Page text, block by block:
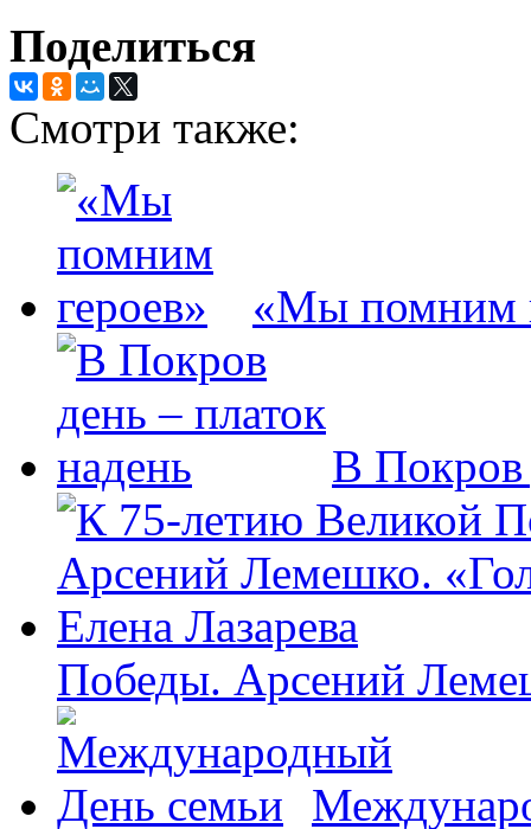
Поделиться
Смотри также:
«Мы помним
В Покров
Победы. Арсений